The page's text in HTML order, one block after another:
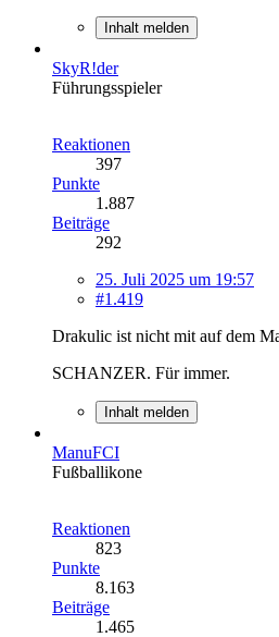
Inhalt melden
SkyR!der
Führungsspieler
Reaktionen
397
Punkte
1.887
Beiträge
292
25. Juli 2025 um 19:57
#1.419
Drakulic ist nicht mit auf dem
SCHANZER. Für immer.
Inhalt melden
ManuFCI
Fußballikone
Reaktionen
823
Punkte
8.163
Beiträge
1.465